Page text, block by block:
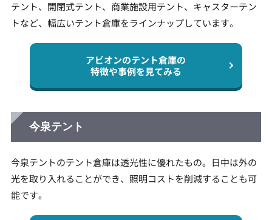
テント、開閉式テント、商業施設用テント、キャスターテン
トなど、幅広いテント倉庫をラインナップしています。
アビオンのテント倉庫の
特徴や事例を見てみる
今泉テント
今泉テントのテント倉庫は透光性に優れたもの。日中は外の
光を取り入れることができ、照明コストを削減することも可
能です。